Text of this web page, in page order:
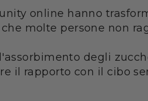
online hanno
molte persone non
degli
il rapporto con il cibo